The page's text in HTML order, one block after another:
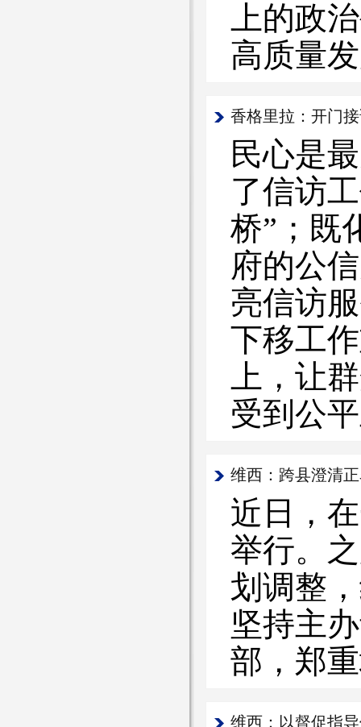
上的政
高质量
香格里拉：开门
民心是
了信访
桥”；既
府的公
亮信访
下移工
上，让
受到公
维西：跨县澄清
近日，
举行。
划调整
坚持主
部，郑
维西：以督促指